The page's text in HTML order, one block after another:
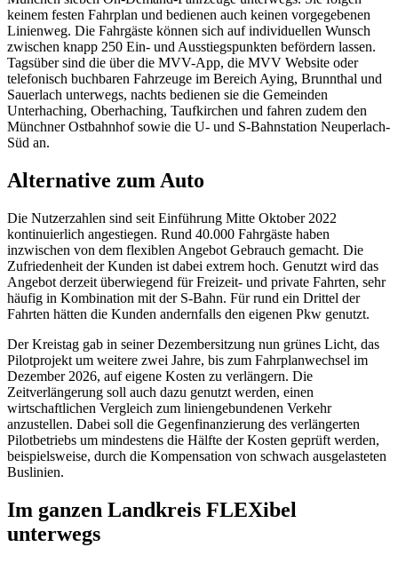
keinem festen Fahrplan und bedienen auch keinen vorgegebenen
Linienweg. Die Fahrgäste können sich auf individuellen Wunsch
zwischen knapp 250 Ein- und Ausstiegspunkten befördern lassen.
Tagsüber sind die über die MVV-App, die MVV Website oder
telefonisch buchbaren Fahrzeuge im Bereich Aying, Brunnthal und
Sauerlach unterwegs, nachts bedienen sie die Gemeinden
Unterhaching, Oberhaching, Taufkirchen und fahren zudem den
Münchner Ostbahnhof sowie die U- und S-Bahnstation Neuperlach-
Süd an.
Alternative zum Auto
Die Nutzerzahlen sind seit Einführung Mitte Oktober 2022
kontinuierlich angestiegen. Rund 40.000 Fahrgäste haben
inzwischen von dem flexiblen Angebot Gebrauch gemacht. Die
Zufriedenheit der Kunden ist dabei extrem hoch. Genutzt wird das
Angebot derzeit überwiegend für Freizeit- und private Fahrten, sehr
häufig in Kombination mit der S-Bahn. Für rund ein Drittel der
Fahrten hätten die Kunden andernfalls den eigenen Pkw genutzt.
Der Kreistag gab in seiner Dezembersitzung nun grünes Licht, das
Pilotprojekt um weitere zwei Jahre, bis zum Fahrplanwechsel im
Dezember 2026, auf eigene Kosten zu verlängern. Die
Zeitverlängerung soll auch dazu genutzt werden, einen
wirtschaftlichen Vergleich zum liniengebundenen Verkehr
anzustellen. Dabei soll die Gegenfinanzierung des verlängerten
Pilotbetriebs um mindestens die Hälfte der Kosten geprüft werden,
beispielsweise, durch die Kompensation von schwach ausgelasteten
Buslinien.
Im ganzen Landkreis FLEXibel
unterwegs